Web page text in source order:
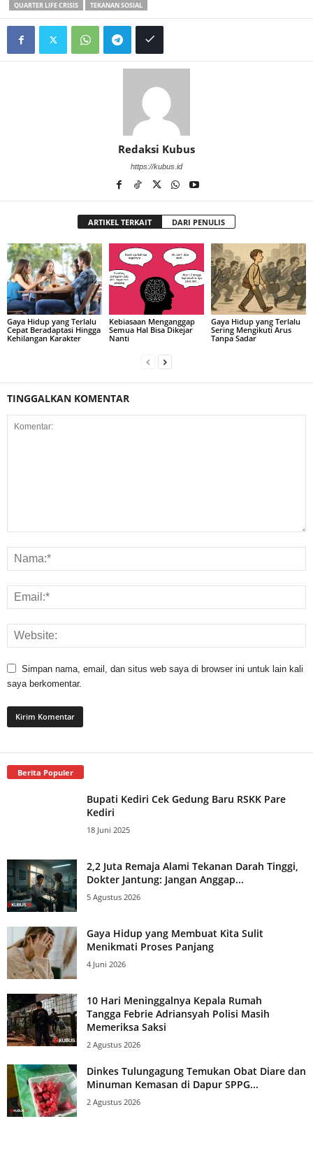
QUARTER LIFE CRISIS TEKANAN SOSIAL
Redaksi Kubus
https://kubus.id
ARTIKEL TERKAIT DARI PENULIS
Gaya Hidup yang Terlalu
Cepat Beradaptasi Hingga
Kehilangan Karakter
Kebiasaan Menganggap
Semua Hal Bisa Dikejar
Nanti
Gaya Hidup yang Terlalu
Sering Mengikuti Arus
Tanpa Sadar
TINGGALKAN KOMENTAR
Simpan nama, email, dan situs web saya di browser ini untuk lain kali
saya berkomentar.
Berita Populer
Bupati Kediri Cek Gedung Baru RSKK Pare
Kediri
18 Juni 2025
2,2 Juta Remaja Alami Tekanan Darah Tinggi,
Dokter Jantung: Jangan Anggap...
5 Agustus 2026
Gaya Hidup yang Membuat Kita Sulit
Menikmati Proses Panjang
4 Juni 2026
10 Hari Meninggalnya Kepala Rumah
Tangga Febrie Adriansyah Polisi Masih
Memeriksa Saksi
2 Agustus 2026
Dinkes Tulungagung Temukan Obat Diare dan
Minuman Kemasan di Dapur SPPG...
2 Agustus 2026